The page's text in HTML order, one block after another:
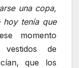
una copa,
hoy tenía que
momento
vestidos de
que los